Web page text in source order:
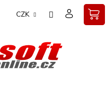
CZK